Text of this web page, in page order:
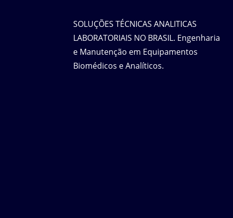
SOLUÇÕES TÉCNICAS ANALITICAS
LABORATORIAIS NO BRASIL. Engenharia
e Manutenção em Equipamentos
Biomédicos e Analíticos.